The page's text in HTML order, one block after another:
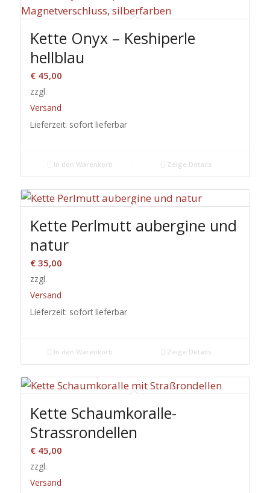
Kette Onyx – Keshiperle
hellblau
€45,00
zzgl.
Versand
Lieferzeit: sofort lieferbar
In den Warenkorb Zeige Details
Kette Perlmutt aubergine und
natur
€35,00
zzgl.
Versand
Lieferzeit: sofort lieferbar
In den Warenkorb Zeige Details
Kette Schaumkoralle-
Strassrondellen
€45,00
zzgl.
Versand